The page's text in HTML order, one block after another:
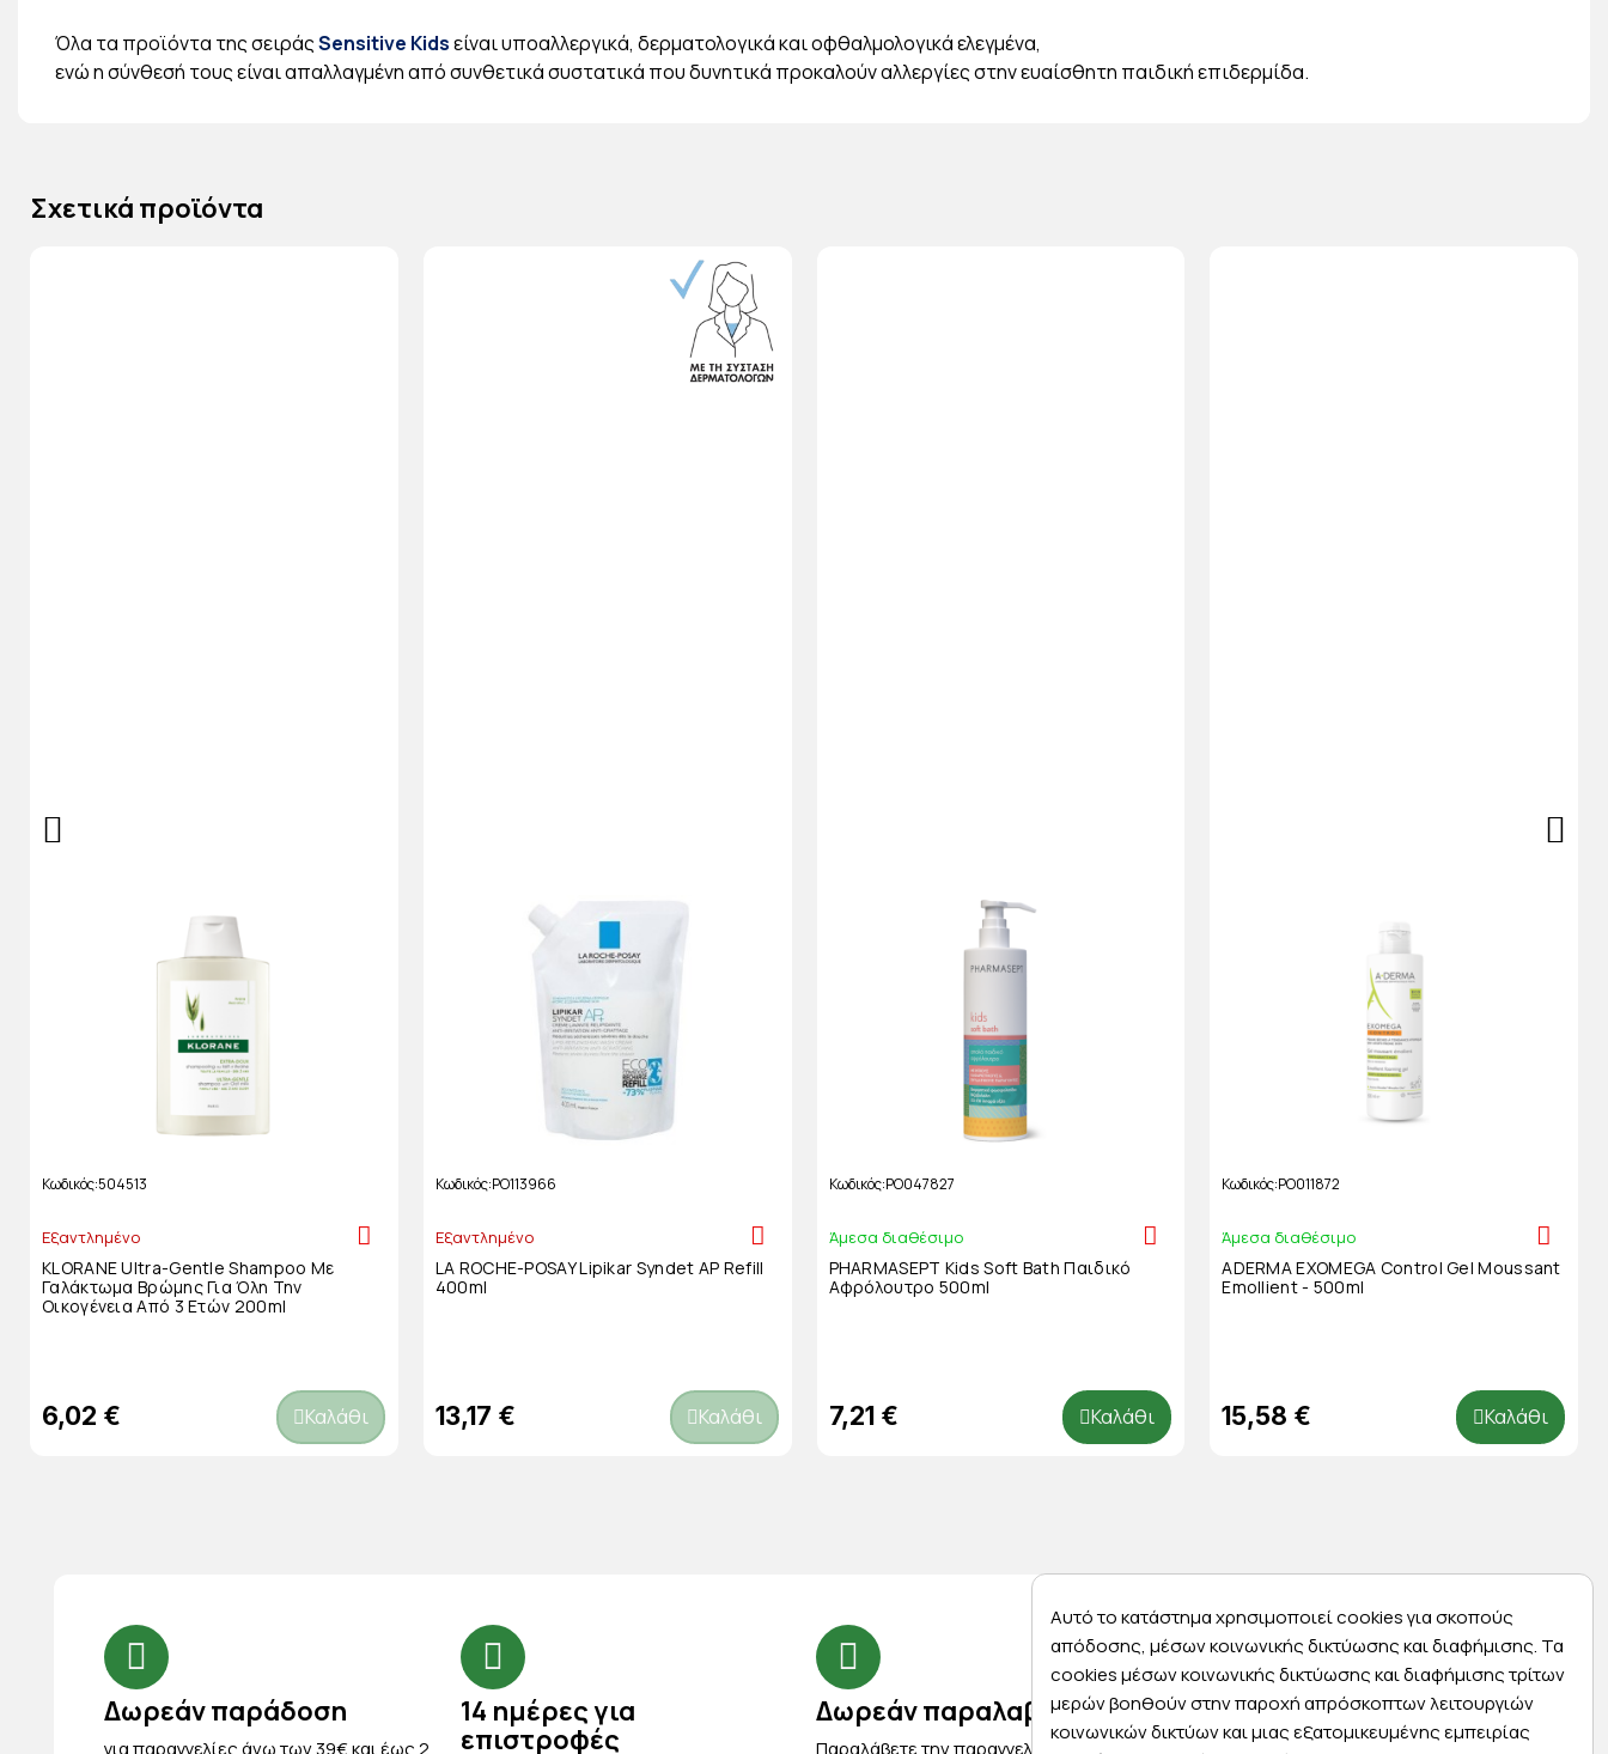
Όλα τα προϊόντα της σειράςSensitive Kidsείναι υποαλλεργικά, δερματολογικά και οφθαλμολογικά ελεγμένα,
ενώ η σύνθεσή τους είναι απαλλαγμένη από συνθετικά συστατικά που δυνητικά προκαλούν αλλεργίες στην ευαίσθητη παιδική επιδερμίδα.
Σχετικά προϊόντα
Κωδικός 504513
Εξαντλημένο
KLORANE Ultra-Gentle Shampoo Με
Γαλάκτωμα Βρώμης Για Όλη Την
Οικογένεια Από 3 Ετών 200ml
6,02 € Καλάθι
Κωδικός PO113966
Εξαντλημένο
LA ROCHE-POSAY Lipikar Syndet AP Refill
400ml
13,17 € Καλάθι
Κωδικός PO047827
Άμεσα διαθέσιμο
PHARMASEPT Kids Soft Bath Παιδικό
Αφρόλουτρο 500ml
7,21 € Καλάθι
Κωδικός PO011872
Άμεσα διαθέσιμο
ADERMA EXOMEGA Control Gel Moussant
Emollient - 500ml
15,58 € Καλάθι
Δωρεάν παράδοση
για παραγγελίες άνω των 39€ και έως 2
14 ημέρες για
επιστροφές
Δωρεάν παραλαβή
Παραλάβετε την παραγγελία σας
Express αποστολές
Κάντε σήμερα την παραγγελία σας και
Αυτό το κατάστημα χρησιμοποιεί cookies για σκοπούς
απόδοσης, μέσων κοινωνικής δικτύωσης και διαφήμισης. Τα
cookies μέσων κοινωνικής δικτύωσης και διαφήμισης τρίτων
μερών βοηθούν στην παροχή απρόσκοπτων λειτουργιών
κοινωνικών δικτύων και μιας εξατομικευμένης εμπειρίας